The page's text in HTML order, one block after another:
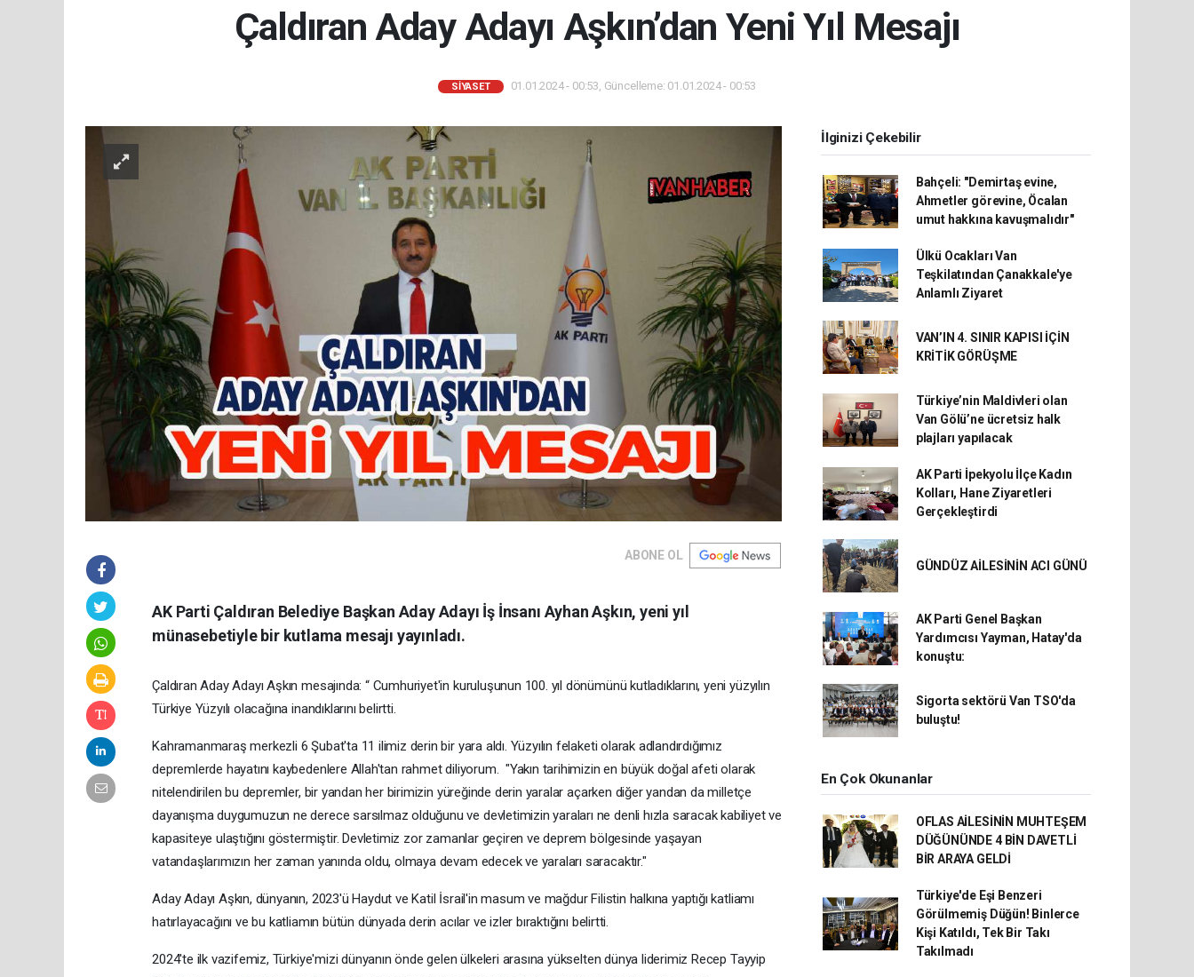
Çaldıran Aday Adayı Aşkın’dan Yeni Yıl Mesajı
SIYASET 01.01.2024 - 00:53, Güncelleme: 01.01.2024 - 00:53
ABONE OL
AK Parti Çaldıran Belediye Başkan Aday Adayı İş İnsanı Ayhan Aşkın, yeni yıl
münasebetiyle bir kutlama mesajı yayınladı.
Çaldıran Aday Adayı Aşkın mesajında: “ Cumhuriyet'in kuruluşunun 100. yıl dönümünü kutladıklarını, yeni yüzyılın
Türkiye Yüzyılı olacağına inandıklarını belirtti.
Kahramanmaraş merkezli 6 Şubat'ta 11 ilimiz derin bir yara aldı. Yüzyılın felaketi olarak adlandırdığımız
depremlerde hayatını kaybedenlere Allah'tan rahmet diliyorum. "Yakın tarihimizin en büyük doğal afeti olarak
nitelendirilen bu depremler, bir yandan her birimizin yüreğinde derin yaralar açarken diğer yandan da milletçe
dayanışma duygumuzun ne derece sarsılmaz olduğunu ve devletimizin yaraları ne denli hızla saracak kabiliyet ve
kapasiteye ulaştığını göstermiştir. Devletimiz zor zamanlar geçiren ve deprem bölgesinde yaşayan
vatandaşlarımızın her zaman yanında oldu, olmaya devam edecek ve yaraları saracaktır."
Aday Adayı Aşkın, dünyanın, 2023'ü Haydut ve Katil İsrail'in masum ve mağdur Filistin halkına yaptığı katliamı
hatırlayacağını ve bu katliamın bütün dünyada derin acılar ve izler bıraktığını belirtti.
2024'te ilk vazifemiz, Türkiye'mizi dünyanın önde gelen ülkeleri arasına yükselten dünya liderimiz Recep Tayyip
İlginizi Çekebilir
Bahçeli: "Demirtaş evine,
Ahmetler görevine, Öcalan
umut hakkına kavuşmalıdır"
Ülkü Ocakları Van
Teşkilatından Çanakkale'ye
Anlamlı Ziyaret
VAN’IN 4. SINIR KAPISI İÇİN
KRİTİK GÖRÜŞME
Türkiye’nin Maldivleri olan
Van Gölü’ne ücretsiz halk
plajları yapılacak
AK Parti İpekyolu İlçe Kadın
Kolları, Hane Ziyaretleri
Gerçekleştirdi
GÜNDÜZ AİLESİNİN ACI GÜNÜ
AK Parti Genel Başkan
Yardımcısı Yayman, Hatay'da
konuştu:
Sigorta sektörü Van TSO'da
buluştu!
En Çok Okunanlar
OFLAS AİLESİNİN MUHTEŞEM
DÜĞÜNÜNDE 4 BİN DAVETLİ
BİR ARAYA GELDİ
Türkiye'de Eşi Benzeri
Görülmemiş Düğün! Binlerce
Kişi Katıldı, Tek Bir Takı
Takılmadı